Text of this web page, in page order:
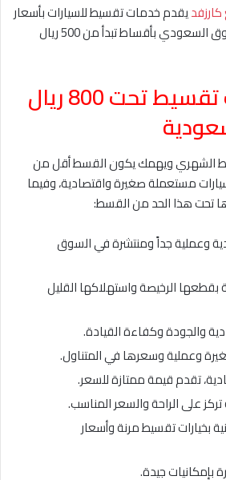
يقدم خدمات تقسيط للسيارات بأسعار
حصرية ومنافسة في السوق السعودي بأقساط تبدأ من 500 ريال
أفضل سيارات تقسيط تحت 800 ريال
الشهري ويهمك يكون القسط أقل من
سيارات مستعملة صغيرة واقتصادية، وفيما
تحت هذا الحد من القسط:
وعملية جداً ومنتشرة في السوق
الرخيصة واستهلاكها القليل
والجودة وكفاءة القيادة.
وعملية وسعرها في المتناول.
بخيارات تقسيط مرنة وأسعار